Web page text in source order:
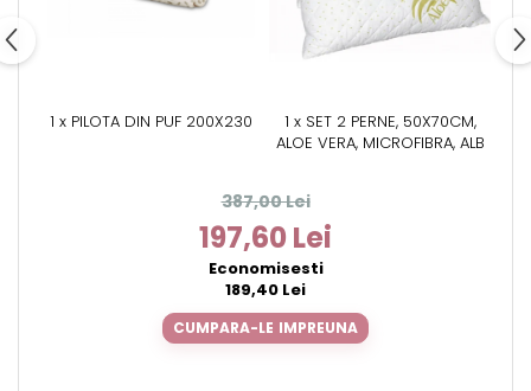
1 x PILOTA DIN PUF 200X230
1 x SET 2 PERNE, 50X70CM,
ALOE VERA, MICROFIBRA, ALB
387,00 Lei
197,60 Lei
Economisesti
189,40 Lei
CUMPARA-LE IMPREUNA